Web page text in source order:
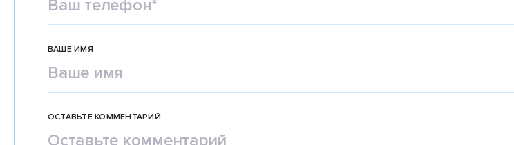
ВАШЕ ИМЯ
ОСТАВЬТЕ КОММЕНТАРИЙ